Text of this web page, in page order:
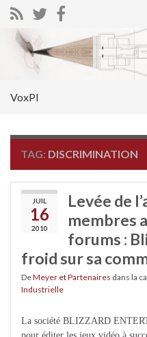
Search for:
VoxPI
TAG: DISCRIMINATION
JUIL
16
2010
Levée de
membres
forums :
froid sur sa
DeMeyer et Partenaires dans la
Industrielle
La société BLIZZARD